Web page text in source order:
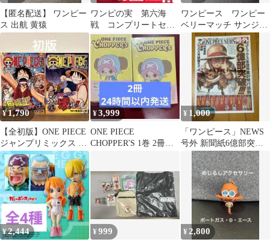
【匿名配送】 ワンピー
ス 出航 黄猿
ワンピの実 第六海
戦 コンプリートセッ
ト フルコンプ
ワンピース ワンピー
ベリーマッチ サンジ
2枚 ONEPIECE レト
¥1,790
【全初版】ONE PIECE
ジャンプリミックス 1.2
巻【2冊セット】
¥3,999
ONE PIECE
CHOPPER'S 1巻 2冊セ
¥ 1,000
「ワンピース」NEWS
号外 新聞紙6億部突破
記念 ルフィ 非売品
¥2,444 ¥999 ¥ 2,800